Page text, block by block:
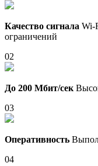
Качество сигнала Wi-
ограничений
02
До 200 Мбит/сек
03
Оперативность
04